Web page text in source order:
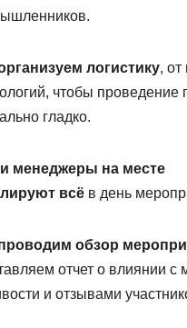
логистику, от
чтобы проведение
гладко.
менеджеры на месте
всё в день
обзор
отчет о влиянии с
и отзывами